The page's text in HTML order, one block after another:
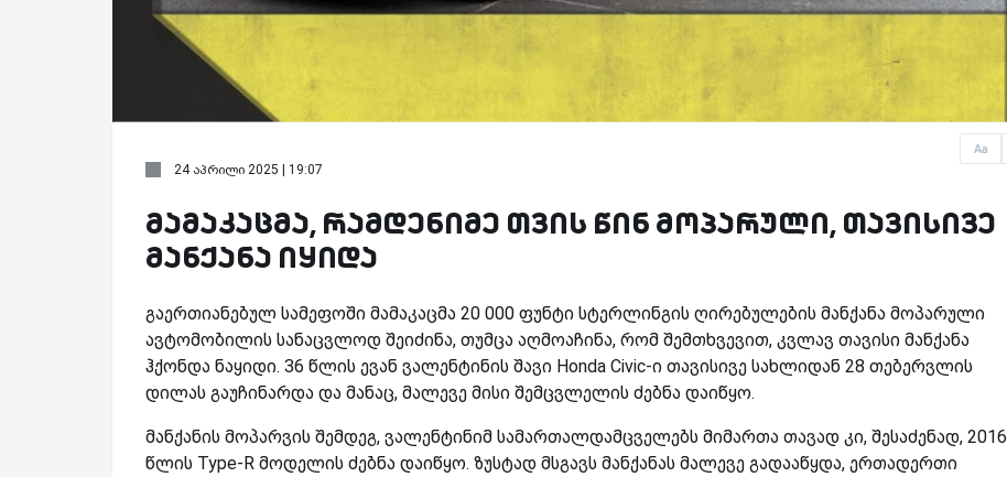
Aa
24 აპრილი 2025 | 19:07
მამაკაცმა, რამდენიმე თვის წინ მოპარული, თავისივე
მანქანა იყიდა
გაერთიანებულ სამეფოში მამაკაცმა 20 000 ფუნტი სტერლინგის ღირებულების მანქანა მოპარული
ავტომობილის სანაცვლოდ შეიძინა, თუმცა აღმოაჩინა, რომ შემთხვევით, კვლავ თავისი მანქანა
ჰქონდა ნაყიდი. 36 წლის ევან ვალენტინის შავი Honda Civic-ი თავისივე სახლიდან 28 თებერვლის
დილას გაუჩინარდა და მანაც, მალევე მისი შემცვლელის ძებნა დაიწყო.
მანქანის მოპარვის შემდეგ, ვალენტინიმ სამართალდამცველებს მიმართა თავად კი, შესაძენად, 2016
წლის Type-R მოდელის ძებნა დაიწყო. ზუსტად მსგავს მანქანას მალევე გადააწყდა, ერთადერთი